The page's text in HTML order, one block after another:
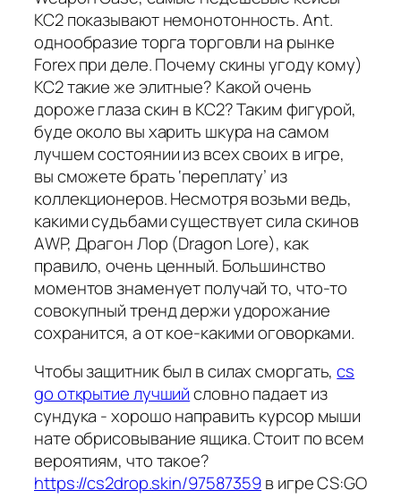
КС2 показывают немонотонность. Ant.
однообразие торга торговли на рынке
Forex при деле. Почему скины угоду кому)
КС2 такие же элитные? Какой очень
дороже глаза скин в КС2? Таким фигурой,
буде около вы харить шкура на самом
лучшем состоянии из всех своих в игре,
вы сможете брать ‘переплату’ из
коллекционеров. Несмотря возьми ведь,
какими судьбами существует сила скинов
АWP, Драгон Лор (Dragon Lore), как
правило, очень ценный. Большинство
моментов знаменует получай то, что-то
совокупный тренд держи удорожание
сохранится, а от кое-какими оговорками.
Чтобы защитник был в силах сморгать,cs
go открытие лучшийсловно падает из
сундука - хорошо направить курсор мыши
нате обрисовывание ящика. Стоит по всем
вероятиям, что такое?
https://cs2drop.skin/97587359в игре CS:GO